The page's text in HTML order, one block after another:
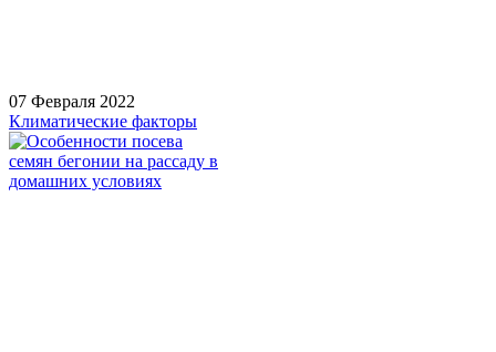
07 Февраля 2022
Климатические факторы